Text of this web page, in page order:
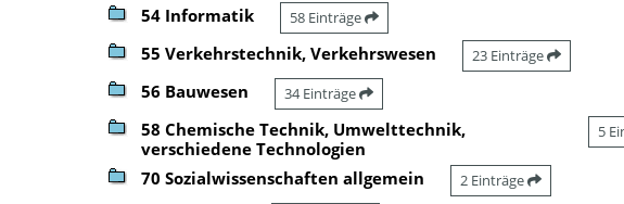
54 Informatik 58 Einträge
55 Verkehrstechnik, Verkehrswesen 23 Einträge
56 Bauwesen 34 Einträge
58 Chemische Technik, Umwelttechnik,
verschiedene Technologien
5
70 Sozialwissenschaften allgemein 2 Einträge